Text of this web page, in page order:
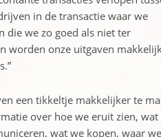
in de transactie waar we
die we zo goed als niet ter
worden onze uitgaven
een tikkeltje makkelijker te
over hoe we eruit zien, wat
wat we kopen, waar